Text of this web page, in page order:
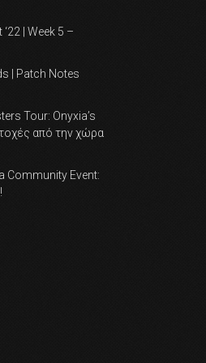
| Week 5 –
| Patch Notes
Tour: Onyxia’s
από την χώρα
Community Event: